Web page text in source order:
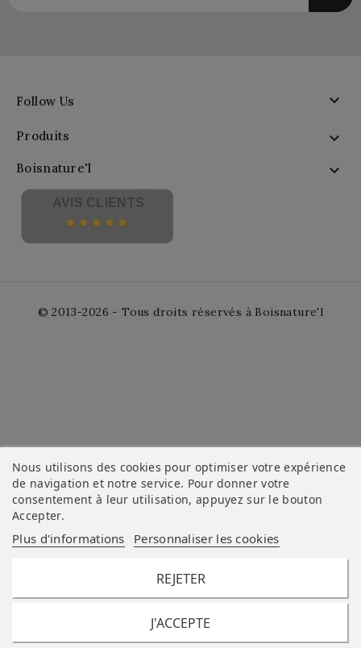
Follow Us 
Produits 
Boisnature'l 
Nous utilisons des cookies pour optimiser votre expérience
de navigation et notre service. Pour donner votre
consentement à leur utilisation, appuyez sur le bouton
Accepter.
Plus d'informations Personnaliser les cookies
REJETER
J'ACCEPTE
AVIS CLIENTS
© 2013-2026 - Tous droits réservés à Boisnature'l